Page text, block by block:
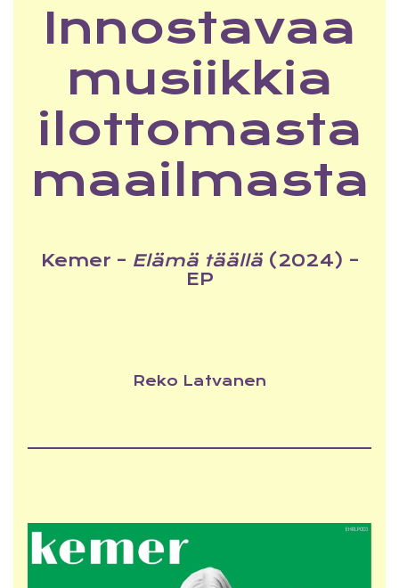
Innostavaa
musiikkia
ilottomasta
maailmasta
Kemer – Elämä täällä(2024) –
EP
Reko Latvanen